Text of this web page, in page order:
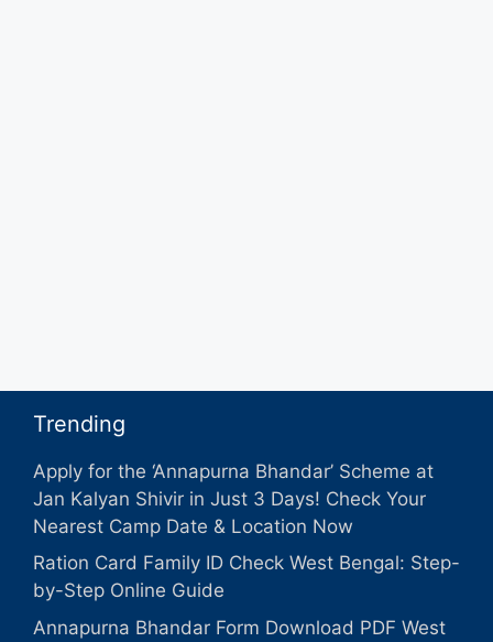
Trending
Apply for the ‘Annapurna Bhandar’ Scheme at
Jan Kalyan Shivir in Just 3 Days! Check Your
Nearest Camp Date & Location Now
Ration Card Family ID Check West Bengal: Step-
by-Step Online Guide
Annapurna Bhandar Form Download PDF West